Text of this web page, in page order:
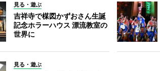
見る・遊ぶ
吉祥寺で楳図かずおさん生誕
記念ホラーハウス 漂流教室の
世界に
見る・遊ぶ